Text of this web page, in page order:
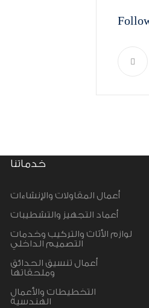
خدماتنا
أعمال المقاولات والإنشاءات
أعماد التجهيز والتشطيبات
لوازم الأثاث والتركيب وخدمات
التصميم الداخلي
أعمال تنسيق الحدائق
وملحقاتها
التخطيطات والأعمال
الهندسية